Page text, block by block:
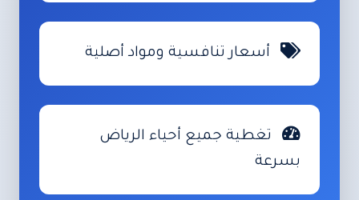
أسعار تنافسية ومواد أصلية
تغطية جميع أحياء الرياض
بسرعة